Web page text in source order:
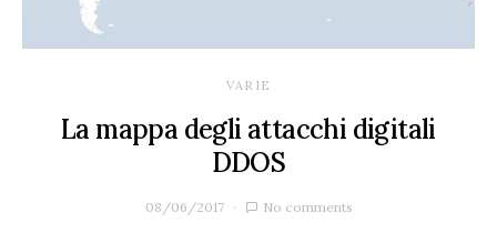
VARIE
La mappa degli attacchi digitali
DDOS
08/06/2017 No comments